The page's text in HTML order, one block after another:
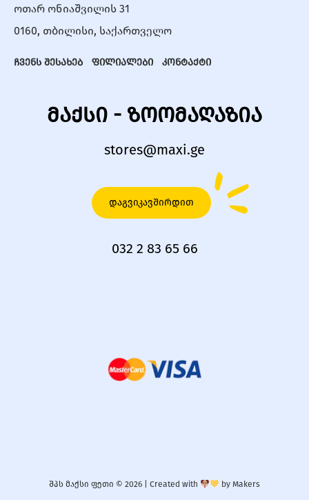
ოთარ ონიაშვილის 31
0160, თბილისი, საქართველო
ჩვენს შესახებ ფილიალები კონტაქტი
მაქსი - ზოომაღაზია
stores@maxi.ge
დაგვიკავშირდით
032 2 83 65 66
შპს მაქსი ფეთი © 2026 | Created with by Makers